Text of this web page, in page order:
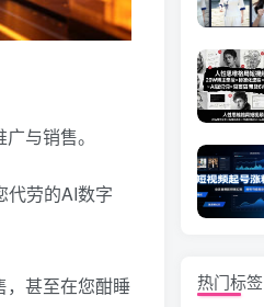
与销售。
劳的AI数字
，甚至在您酣睡
热门标签